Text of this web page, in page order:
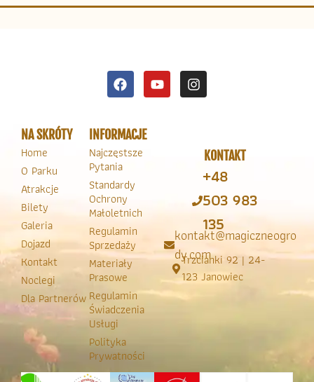
NA SKRÓTY
Home
O Parku
Atrakcje
Bilety
Galeria
Dojazd
Kontakt
Noclegi
Dla Partnerów
INFORMACJE
Najczęstsze
Pytania
Standardy
Ochrony
Małoletnich
Regulamin
Sprzedaży
Materiały
Prasowe
Regulamin
Świadczenia
Usługi
Polityka
Prywatności
KONTAKT
+48
503 983
135
kontakt@magiczneogro
dy.com
Trzcianki 92 | 24-
123 Janowiec